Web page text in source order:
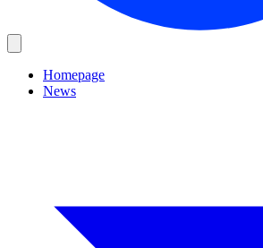
Homepage
News